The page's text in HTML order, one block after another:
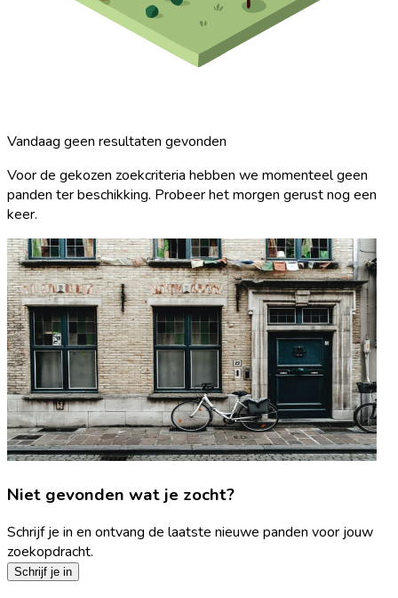
Vandaag geen resultaten gevonden
Voor de gekozen zoekcriteria hebben we momenteel geen
panden ter beschikking. Probeer het morgen gerust nog een
keer.
Niet gevonden wat je zocht?
Schrijf je in en ontvang de laatste nieuwe panden voor jouw
zoekopdracht.
Schrijf je in